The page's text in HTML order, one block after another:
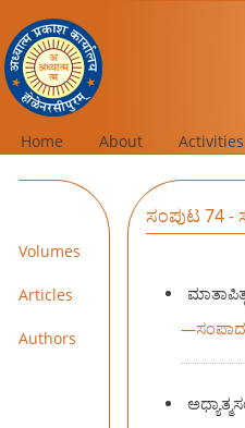
Home About Activities
Volumes
Articles
Authors
ಸಂಪುಟ 74 -
—